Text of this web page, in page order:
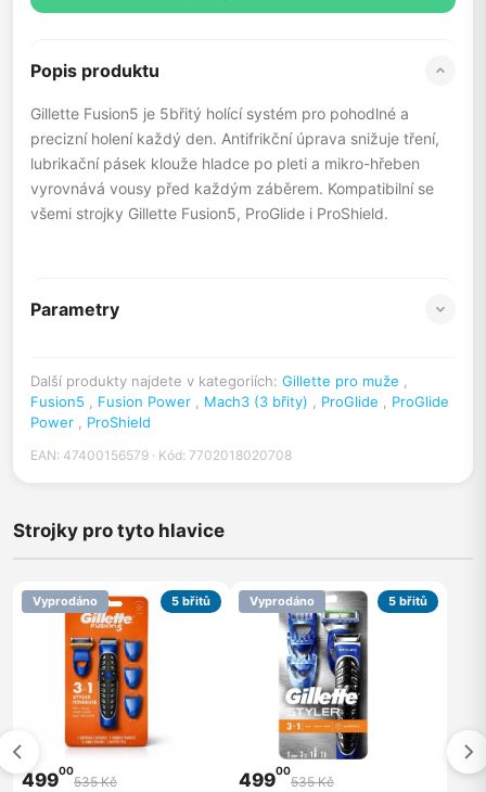
Popis produktu
Gillette Fusion5 je 5břitý holící systém pro pohodlné a
precizní holení každý den. Antifrikční úprava snižuje tření,
lubrikační pásek klouže hladce po pleti a mikro-hřeben
vyrovnává vousy před každým záběrem. Kompatibilní se
všemi strojky Gillette Fusion5, ProGlide i ProShield.
Parametry
Další produkty najdete v kategoriích: Gillette pro muže
Fusion5
Fusion Power Mach3 (3 břity) ProGlide
ProGlide
Power
ProShield
EAN: 47400156579 · Kód: 7702018020708
Strojky pro tyto hlavice
Vyprodáno 5 břitů
49900
535 Kč
Vyprodáno 5 břitů
49900
535 Kč